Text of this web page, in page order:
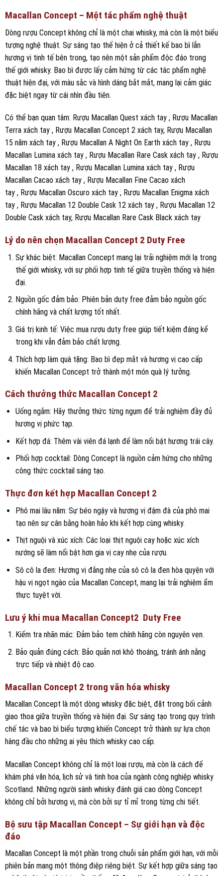
Macallan Concept – Một tác phẩm nghệ thuật
Dòng rượu Concept không chỉ là một chai whisky, mà còn là một biểu
tượng nghệ thuật. Sự sáng tạo thể hiện ở cả thiết kế bao bì lẫn
hương vị tinh tế bên trong, tạo nên một sản phẩm độc đáo trong
thế giới whisky. Bao bì được lấy cảm hứng từ các tác phẩm nghệ
thuật hiện đại, với màu sắc và hình dáng bắt mắt, mang lại cảm giác
đặc biệt ngay từ cái nhìn đầu tiên.
Có thể bạn quan tâm: Rượu Macallan Quest xách tay , Rượu Macallan
Terra xách tay , Rượu Macallan Concept 2 xách tay, Rượu Macallan
15 năm xách tay , Rượu Macallan A Night On Earth xách tay , Rượu
Macallan Lumina xách tay , Rượu Macallan Rare Cask xách tay , Rượu
Macallan 18 xách tay , Rượu Macallan Lumina xách tay , Rượu
Macallan Cacao xách tay , Rượu Macallan Fine Cacao xách
tay , Rượu Macallan Oscuro xách tay , Rượu Macallan Enigma xách
tay , Rượu Macallan 12 Double Cask 12 xách tay , Rượu Macallan 12
Double Cask xách tay, Rượu Macallan Rare Cask Black xách tay
Lý do nên chọn Macallan Concept 2 Duty Free
Sự khác biệt: Macallan Concept mang lại trải nghiệm mới lạ trong
thế giới whisky, với sự phối hợp tinh tế giữa truyền thống và hiện
đại.
Nguồn gốc đảm bảo: Phiên bản duty free đảm bảo nguồn gốc
chính hãng và chất lượng tốt nhất.
Giá trị kinh tế: Việc mua rượu duty free giúp tiết kiệm đáng kể
trong khi vẫn đảm bảo chất lượng.
Thích hợp làm quà tặng: Bao bì đẹp mắt và hương vị cao cấp
khiến Macallan Concept trở thành một món quà lý tưởng.
Cách thưởng thức Macallan Concept 2
Uống ngắm: Hãy thưởng thức từng ngụm để trải nghiệm đầy đủ
hương vị phức tạp.
Kết hợp đá: Thêm vài viên đá lạnh để làm nổi bật hương trái cây.
Phối hợp cocktail: Dòng Concept là nguồn cảm hứng cho những
công thức cocktail sáng tạo.
Thực đơn kết hợp Macallan Concept 2
Phô mai lâu năm: Sự béo ngậy và hương vị đậm đà của phô mai
tạo nên sự cân bằng hoàn hảo khi kết hợp cùng whisky.
Thịt nguội và xúc xích: Các loại thịt nguội cay hoặc xúc xích
nướng sẽ làm nổi bật hơn gia vị cay nhẹ của rượu.
Sô cô la đen: Hương vị đắng nhẹ của sô cô la đen hòa quyện với
hậu vị ngọt ngào của Macallan Concept, mang lại trải nghiệm ẩm
thực tuyệt vời.
Lưu ý khi mua Macallan Concept2 Duty Free
Kiểm tra nhãn mác: Đảm bảo tem chính hãng còn nguyên vẹn.
Bảo quản đúng cách: Bảo quản nơi khô thoáng, tránh ánh nắng
trực tiếp và nhiệt độ cao.
Macallan Concept 2 trong văn hóa whisky
Macallan Concept là một dòng whisky đặc biệt, đặt trong bối cảnh
giao thoa giữa truyền thống và hiện đại. Sự sáng tạo trong quy trình
chế tác và bao bì biểu tượng khiến Concept trở thành sự lựa chọn
hàng đầu cho những ai yêu thích whisky cao cấp.
Macallan Concept không chỉ là một loại rượu, mà còn là cách để
khám phá văn hóa, lịch sử và tinh hoa của ngành công nghiệp whisky
Scotland. Những người sành whisky đánh giá cao dòng Concept
không chỉ bởi hương vị, mà còn bởi sự tỉ mỉ trong từng chi tiết.
Bộ sưu tập Macallan Concept – Sự giới hạn và độc
đáo
Macallan Concept là một phần trong chuỗi sản phẩm giới hạn, với mỗi
phiên bản mang một thông điệp riêng biệt. Sự kết hợp giữa sáng tạo